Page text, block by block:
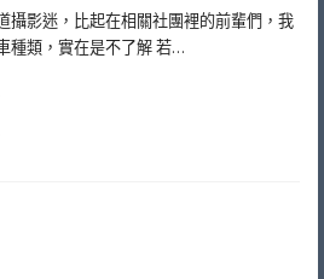
攝影迷，比起在相關社團裡的前輩們，我
種類，實在是不了解 若…